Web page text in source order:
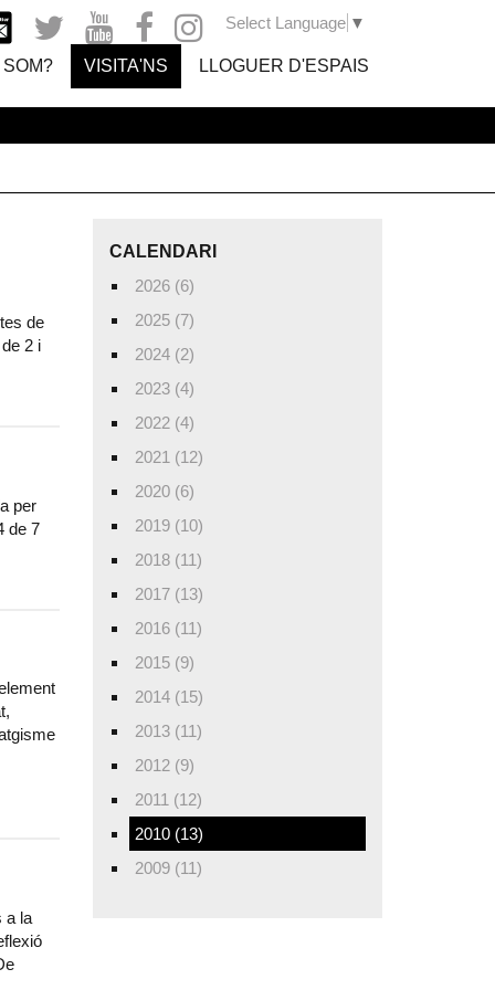
Select Language ▼
SOM? VISITA'NS LLOGUER D'ESPAIS
de
2 i
per
de 7
a la
CALENDARI
2026 (6)
2025 (7)
2024 (2)
2023 (4)
2022 (4)
2021 (12)
2020 (6)
2019 (10)
2018 (11)
2017 (13)
2016 (11)
2015 (9)
2014 (15)
2013 (11)
2012 (9)
2011 (12)
2010 (13)
2009 (11)